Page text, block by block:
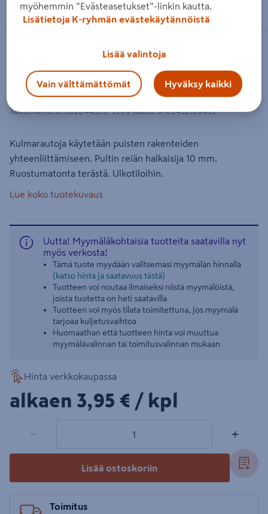
Kulmalevy Paslode 93x93x2,5x40mm
rst 210049
Tuotenumero:502044591 EAN-koodi:5709452100492
Kulmarautoja käytetään puisten rakenteiden
yhteenliittämiseen. Pultin reiän halkaisija 10 mm.
Ruostumatonta terästä. Ulkotiloihin.
Lue koko tuotekuvaus
Uutta! Myymäläkohtaisia tuotteita saatavilla nyt
myös verkosta!
Tämä tuote myydään valitsemasi myymälän hinnalla
(katso hinta ja saatavuus tästä)
Tuotteen voi noutaa ilmaiseksi niistä myymälöistä,
joista tuotetta on heti saatavilla
Tuotteen voi myös tilata toimitettuna, jos myymälä
tarjoaa kuljetusvaihtoa
Huomaathan että tuotteen hinta voi muuttua
myymälävalinnan tai toimitusvalinnan mukaan
Hinta verkkokaupassa
alkaen 3,95€/kpl
3,95 € / kpl
− +
Lisää ostoskoriin
Toimitus
myöhemmin ”Evästeasetukset”-linkin kautta.
Lisätietoja K-ryhmän evästekäytännöistä
Lisää valintoja
Vain välttämättömät Hyväksy kaikki